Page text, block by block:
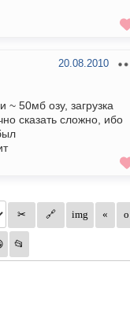
20.08.2010
~ 50мб озу, загрузка
сказать сложно, ибо